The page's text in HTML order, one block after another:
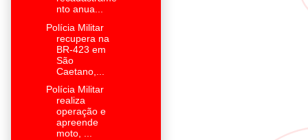
nto anua...
Polícia Militar
recupera na
BR-423 em
São
Caetano,...
Polícia Militar
realiza
operação e
apreende
moto, ...